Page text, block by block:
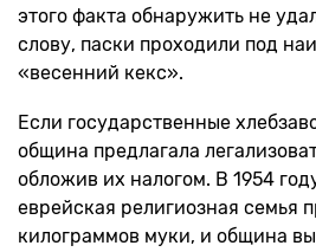
этого факта обнаружить не
слову, паски проходили под
«весенний кекс».
Если государственные
община предлагала
обложив их налогом. В 1954
еврейская религиозная семья
килограммов муки, и община